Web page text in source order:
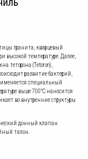
гранита, кварцевый
высокой температуре. Далее,
теторона (Tetoron),
развитие бактерий,
специальный
выше 700°С наносится
во внутренние структуры
донный клапан
талон.